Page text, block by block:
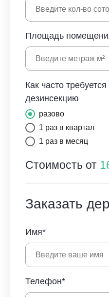
Площадь
Как часто
дезинсекцию
разово
1 раз в квартал
1 раз в месяц
Стоимость от
Заказать
Имя*
Телефон*